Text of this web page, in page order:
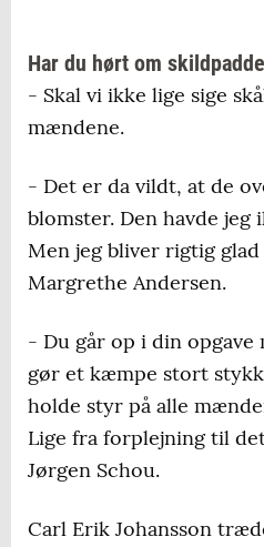
Har du hørt om
- Skal vi ikke lige sige
mændene.
- Det er da vildt, at de
blomster. Den havde jeg
Men jeg bliver rigtig
Margrethe Andersen.
- Du går op i din
gør et kæmpe stort
holde styr på alle
Lige fra forplejning til
Jørgen Schou.
Carl Erik Johansson